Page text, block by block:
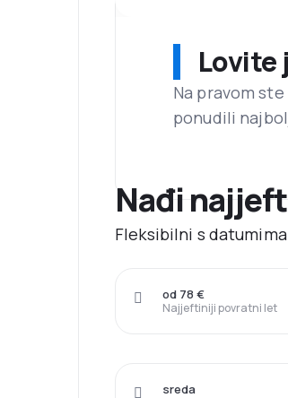
Lovite
Na pravom
ponudili
Nađi
Fleksibilni s
Najjeftiniji povratni let
od 78 €
sreda